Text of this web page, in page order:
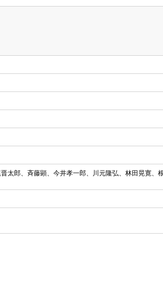
郎、斉藤顕、今井孝一郎、川元隆弘、林田晃寛、根